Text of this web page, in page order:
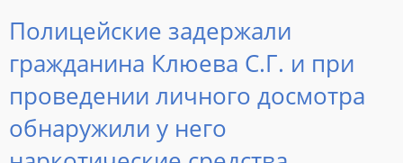
Полицейские задержали
гражданина Клюева С.Г. и при
проведении личного досмотра
обнаружили у него